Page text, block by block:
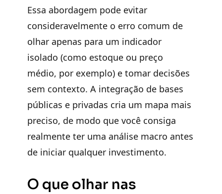
Essa abordagem pode evitar
consideravelmente o erro comum de
olhar apenas para um indicador
isolado (como estoque ou preço
médio, por exemplo) e tomar decisões
sem contexto. A integração de bases
públicas e privadas cria um mapa mais
preciso, de modo que você consiga
realmente ter uma análise macro antes
de iniciar qualquer investimento.
O que olhar nas